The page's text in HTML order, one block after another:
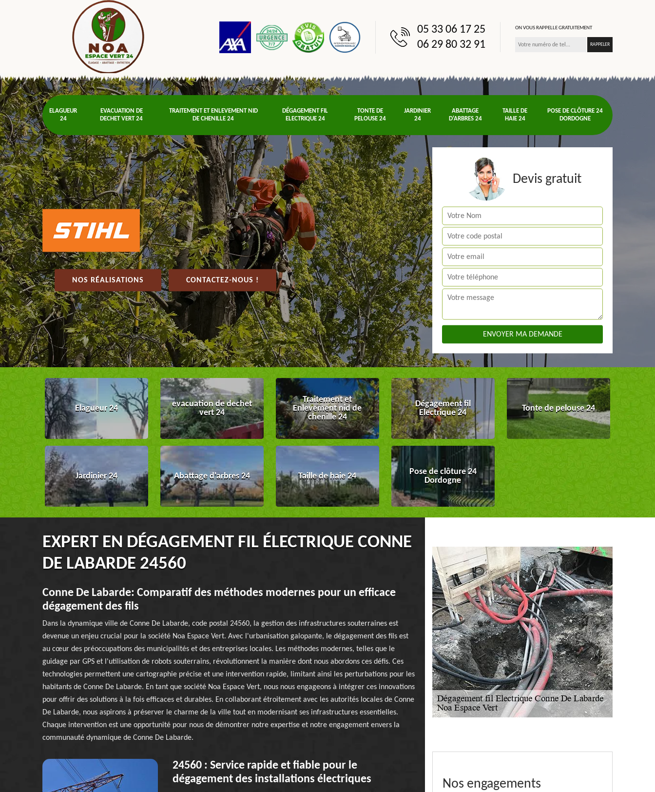
05 33 06 17 25
06 29 80 32 91
ON VOUS RAPPELLE GRATUITEMENT
ELAGUEUR
24
EVACUATION DE
DECHET VERT 24
TRAITEMENT ET ENLEVEMENT NID
DE CHENILLE 24
DÉGAGEMENT FIL
ELECTRIQUE 24
TONTE DE
PELOUSE 24
JARDINIER
24
ABATTAGE
D'ARBRES 24
TAILLE DE
HAIE 24
POSE DE CLÔTURE 24
DORDOGNE
NOS RÉALISATIONS CONTACTEZ-NOUS !
Devis gratuit
Elagueur 24
evacuation de dechet
vert 24
Traitement et
Enlevement nid de
chenille 24
Dégagement fil
Electrique 24
Tonte de pelouse 24
Jardinier 24 Abattage d'arbres 24 Taille de haie 24
Pose de clôture 24
Dordogne
EXPERT EN DÉGAGEMENT FIL ÉLECTRIQUE CONNE
DE LABARDE 24560
Conne De Labarde: Comparatif des méthodes modernes pour un efficace
dégagement des fils
Dans la dynamique ville de Conne De Labarde, code postal 24560, la gestion des infrastructures souterraines est
devenue un enjeu crucial pour la société Noa Espace Vert. Avec l'urbanisation galopante, le dégagement des fils est
au cœur des préoccupations des municipalités et des entreprises locales. Les méthodes modernes, telles que le
guidage par GPS et l'utilisation de robots souterrains, révolutionnent la manière dont nous abordons ces défis. Ces
technologies permettent une cartographie précise et une intervention rapide, limitant ainsi les perturbations pour les
habitants de Conne De Labarde. En tant que société Noa Espace Vert, nous nous engageons à intégrer ces innovations
pour offrir des solutions à la fois efficaces et durables. En collaborant étroitement avec les autorités locales de Conne
De Labarde, nous aspirons à préserver le charme de la ville tout en modernisant ses infrastructures essentielles.
Chaque intervention est une opportunité pour nous de démontrer notre expertise et notre engagement envers la
communauté dynamique de Conne De Labarde.
24560 : Service rapide et fiable pour le
dégagement des installations électriques
Nos engagements